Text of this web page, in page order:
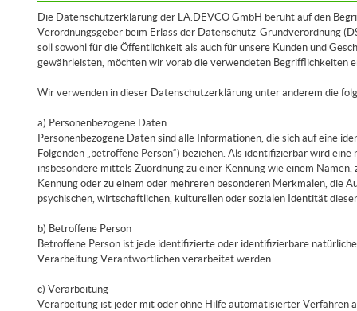
Die Datenschutzerklärung der LA.DEVCO GmbH beruht auf den
Verordnungsgeber beim Erlass der Datenschutz-Grundverordnung
soll sowohl für die Öffentlichkeit als auch für unsere Kunden und
gewährleisten, möchten wir vorab die verwendeten Begrifflichkeiten
Wir verwenden in dieser Datenschutzerklärung unter anderem die
a) Personenbezogene Daten
Personenbezogene Daten sind alle Informationen, die sich auf eine
Folgenden „betroffene Person“) beziehen. Als identifizierbar wird
insbesondere mittels Zuordnung zu einer Kennung wie einem
Kennung oder zu einem oder mehreren besonderen Merkmalen, die
psychischen, wirtschaftlichen, kulturellen oder sozialen Identität
b) Betroffene Person
Betroffene Person ist jede identifizierte oder identifizierbare
Verarbeitung Verantwortlichen verarbeitet werden.
c) Verarbeitung
Verarbeitung ist jeder mit oder ohne Hilfe automatisierter Verfahren